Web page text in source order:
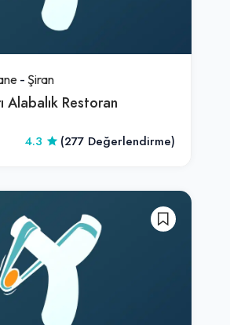
- Şiran
Alabalık Restoran
4.3 (277 Değerlendirme)